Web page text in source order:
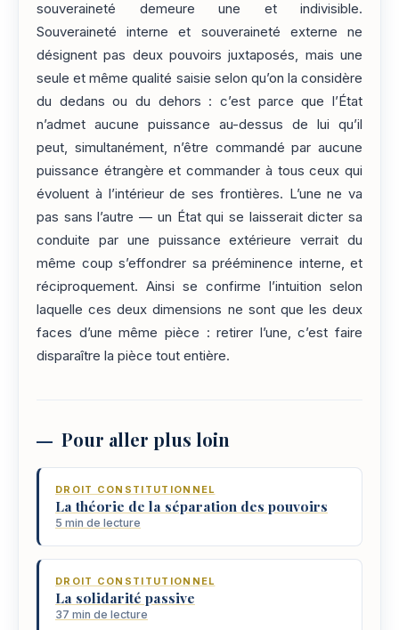
souveraineté demeure une et indivisible.
Souveraineté interne et souveraineté externe ne
désignent pas deux pouvoirs juxtaposés, mais une
seule et même qualité saisie selon qu’on la considère
du dedans ou du dehors : c’est parce que l’État
n’admet aucune puissance au-dessus de lui qu’il
peut, simultanément, n’être commandé par aucune
puissance étrangère et commander à tous ceux qui
évoluent à l’intérieur de ses frontières. L’une ne va
pas sans l’autre — un État qui se laisserait dicter sa
conduite par une puissance extérieure verrait du
même coup s’effondrer sa prééminence interne, et
réciproquement. Ainsi se confirme l’intuition selon
laquelle ces deux dimensions ne sont que les deux
faces d’une même pièce : retirer l’une, c’est faire
disparaître la pièce tout entière.
Pour aller plus loin
DROIT CONSTITUTIONNEL
La théorie de la séparation des pouvoirs
5 min de lecture
DROIT CONSTITUTIONNEL
La solidarité passive
37 min de lecture